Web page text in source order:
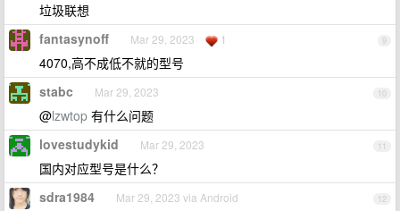
垃圾联想
9
fantasynoff Mar 29, 2023 1
4070,高不成低不就的型号
10
stabc Mar 29, 2023
@lzwtop 有什么问题
11
lovestudykid Mar 29, 2023
国内对应型号是什么？
12
sdra1984 Mar 29, 2023 via Android